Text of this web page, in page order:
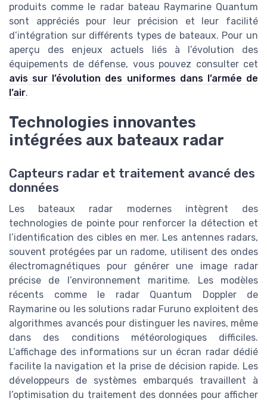
produits comme le radar bateau Raymarine Quantum
sont appréciés pour leur précision et leur facilité
d’intégration sur différents types de bateaux. Pour un
aperçu des enjeux actuels liés à l’évolution des
équipements de défense, vous pouvez consulter cet
avis sur l’évolution des uniformes dans l’armée de
l’air.
Technologies innovantes
intégrées aux bateaux radar
Capteurs radar et traitement avancé des
données
Les bateaux radar modernes intègrent des
technologies de pointe pour renforcer la détection et
l’identification des cibles en mer. Les antennes radars,
souvent protégées par un radome, utilisent des ondes
électromagnétiques pour générer une image radar
précise de l’environnement maritime. Les modèles
récents comme le radar Quantum Doppler de
Raymarine ou les solutions radar Furuno exploitent des
algorithmes avancés pour distinguer les navires, même
dans des conditions météorologiques difficiles.
L’affichage des informations sur un écran radar dédié
facilite la navigation et la prise de décision rapide. Les
développeurs de systèmes embarqués travaillent à
l’optimisation du traitement des données pour afficher